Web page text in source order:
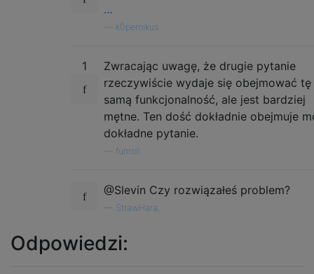
…
k0pernikus
1
Zwracając uwagę, że drugie pytanie
rzeczywiście wydaje się obejmować tę
samą funkcjonalność, ale jest bardziej
mętne. Ten dość dokładnie obejmuje
dokładne pytanie.
funroll
@Slevin Czy rozwiązałeś problem?
StrawHara,
Odpowiedzi: